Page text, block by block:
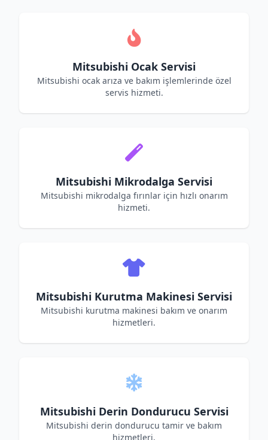
Mitsubishi Ocak Servisi
Mitsubishi ocak arıza ve bakım işlemlerinde özel
servis hizmeti.
Mitsubishi Mikrodalga Servisi
Mitsubishi mikrodalga fırınlar için hızlı onarım
hizmeti.
Mitsubishi Kurutma Makinesi Servisi
Mitsubishi kurutma makinesi bakım ve onarım
hizmetleri.
Mitsubishi Derin Dondurucu Servisi
Mitsubishi derin dondurucu tamir ve bakım
hizmetleri.